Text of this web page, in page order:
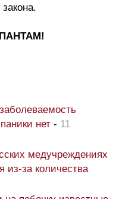
нет - 11
медучреждениях
из-за количества